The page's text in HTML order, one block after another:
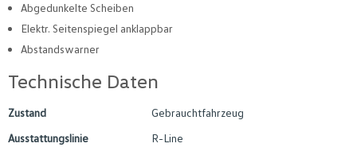
Abgedunkelte Scheiben
Elektr. Seitenspiegel anklappbar
Abstandswarner
Technische Daten
Zustand
Gebrauchtfahrzeug
Ausstattungslinie
R-Line